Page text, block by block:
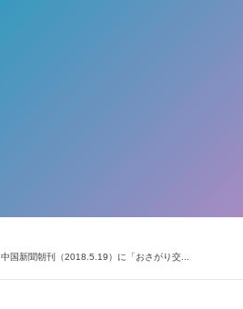
中国新聞朝刊（2018.5.19）に「おさがり交...